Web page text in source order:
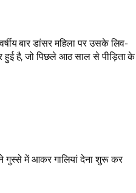
बार डांसर महिला पर उसके लिव-
हुई है, जो पिछले आठ साल से पीड़िता के
गुस्से में आकर गालियां देना शुरू कर